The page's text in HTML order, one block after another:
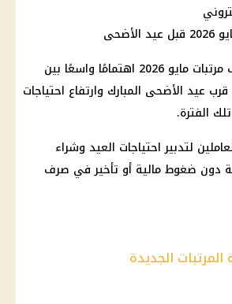
قبل عيد الأضحى
مايو 2026
اهتمامًا واسعًا بين
عيد الأضحى المبارك وارتفاع احتياجات
الفترة.
لتدبير احتياجات العيد وشراء
دون ضغوط مالية أو تأخير في صرف
الجديدة